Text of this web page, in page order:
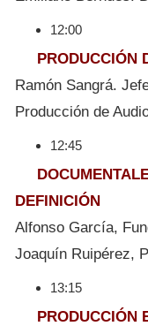
12:00
PRODUCCIÓN
Ramón Sangrá.
Producción de
12:45
DEFINICIÓN
Alfonso García,
Joaquín Ruipérez,
13:15
PRODUCCIÓN